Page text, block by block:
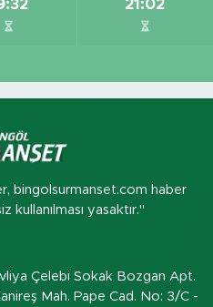
21:02
bingolsurmanset.com haber
kullanılması yasaktır."
Çelebi Sokak Bozgan Apt.
Mah. Pape Cad. No: 3/C -